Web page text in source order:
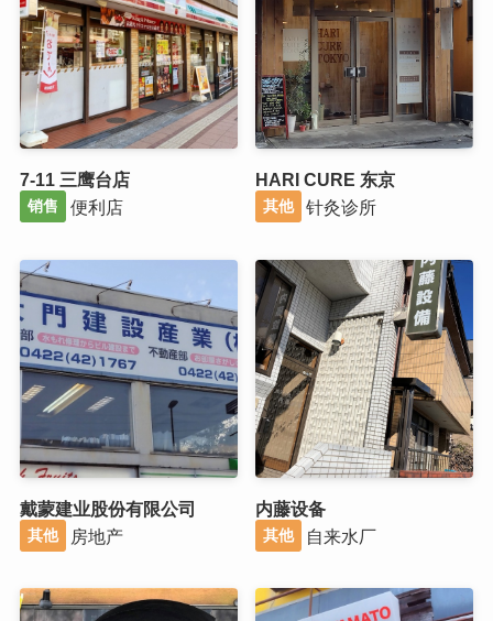
7-11 三鹰台店
销售 便利店
HARI CURE 东京
其他 针灸诊所
戴蒙建业股份有限公司
其他 房地产
内藤设备
其他 自来水厂